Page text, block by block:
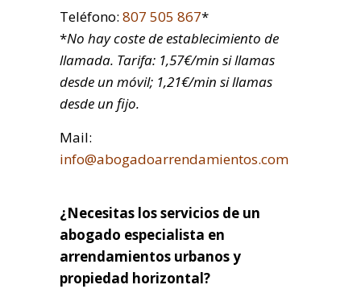
Teléfono: 807 505 867*
*No hay coste de establecimiento de
llamada. Tarifa: 1,57€/min si llamas
desde un móvil; 1,21€/min si llamas
desde un fijo.
Mail:
info@abogadoarrendamientos.com
¿Necesitas los servicios de un
abogado especialista en
arrendamientos urbanos y
propiedad horizontal?